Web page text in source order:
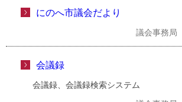
にのへ市議会だより
議会事務局
会議録
会議録、会議録検索システム